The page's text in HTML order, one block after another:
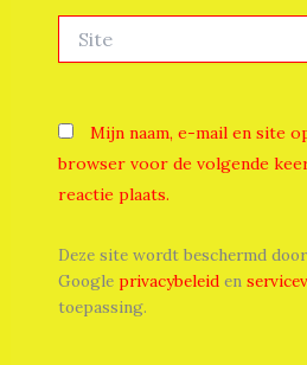
Mijn naam, e-mail en site
browser voor de volgende
reactie plaats.
Deze site wordt beschermd
Google privacybeleiden
toepassing.